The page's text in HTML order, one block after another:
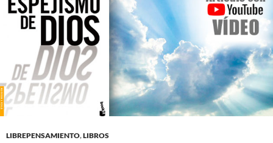
LIBREPENSAMIENTO,LIBROS